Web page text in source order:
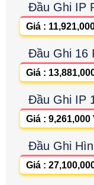
Đầu Ghi IP
Giá :
Đầu Ghi 16
Giá :
Đầu Ghi IP
Giá : 9,261,000
Đầu Ghi
Giá :